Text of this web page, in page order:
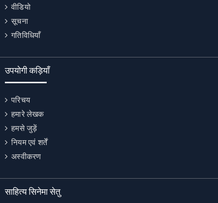
वीडियो
सूचना
गतिविधियाँ
उपयोगी कड़ियाँ
परिचय
हमारे लेखक
हमसे जुड़ें
नियम एवं शर्तें
अस्वीकरण
साहित्य सिनेमा सेतु